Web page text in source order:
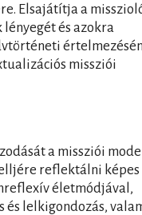
Elsajátítja a
és azokra
missziói
a missziói
reflektálni képes
életmódjával,
lelkigondozás,